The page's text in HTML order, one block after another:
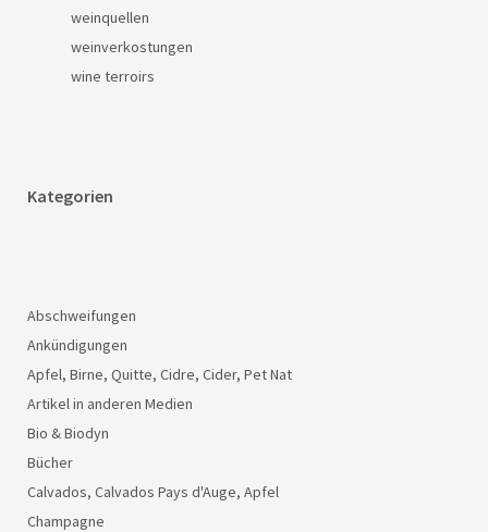
weinquellen
weinverkostungen
wine terroirs
Kategorien
Abschweifungen
Ankündigungen
Apfel, Birne, Quitte, Cidre, Cider, Pet Nat
Artikel in anderen Medien
Bio & Biodyn
Bücher
Calvados, Calvados Pays d'Auge, Apfel
Champagne